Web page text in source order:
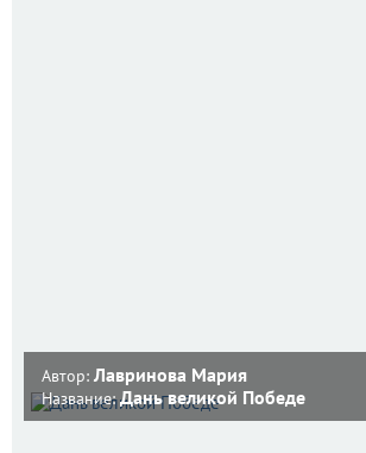
Автор: Лавринова Мария
Название:Дань великой Победе